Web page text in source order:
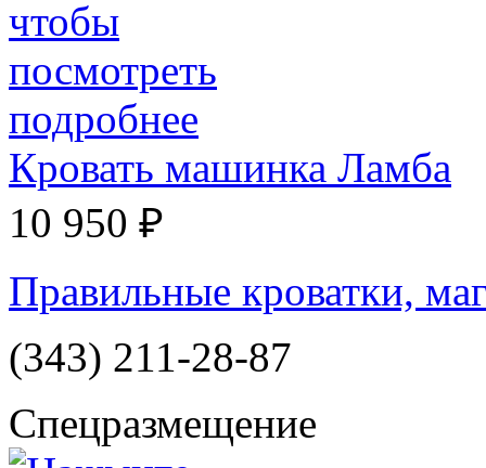
Кровать машинка Ламба
10 950 ₽
Правильные кроватки,
(343) 211-28-87
Спецразмещение